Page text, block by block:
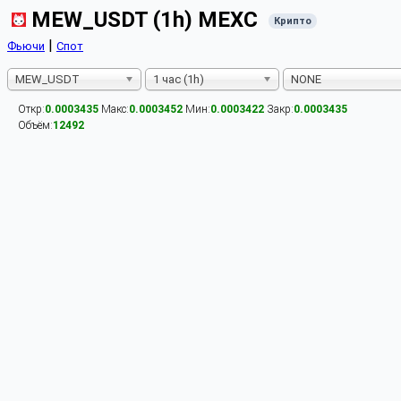
MEW_USDT (1h) MEXC Крипто
Фьючи | Спот
MEW_USDT 1 час (1h) NONE
Откр:0.0003435 Макс:0.0003452 Мин:0.0003422 Закр:0.0003435
Объём:12492